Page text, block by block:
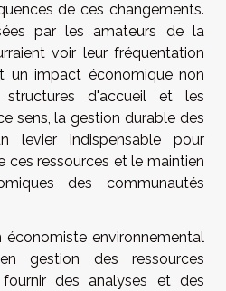
de ces changements.
par les amateurs de la
voir leur fréquentation
un impact économique non
d'accueil et les
sens, la gestion durable des
levier indispensable pour
ces ressources et le maintien
des communautés
économiste environnemental
gestion des ressources
fournir des analyses et des